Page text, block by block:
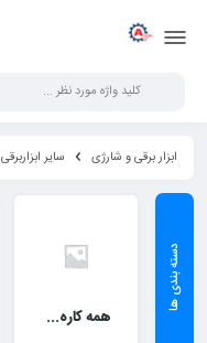
ابزار برقی و شارژی سایر ابزاربرقی
همه کاره شارژي